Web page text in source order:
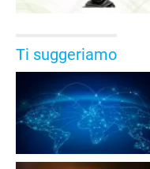
Ti suggeriamo